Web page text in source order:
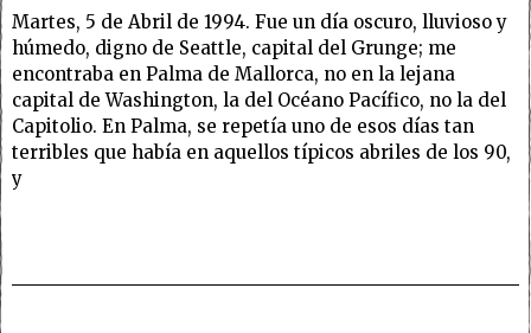
Martes, 5 de Abril de 1994. Fue un día oscuro, lluvioso y
húmedo, digno de Seattle, capital del Grunge; me
encontraba en Palma de Mallorca, no en la lejana
capital de Washington, la del Océano Pacífico, no la del
Capitolio. En Palma, se repetía uno de esos días tan
terribles que había en aquellos típicos abriles de los 90,
y